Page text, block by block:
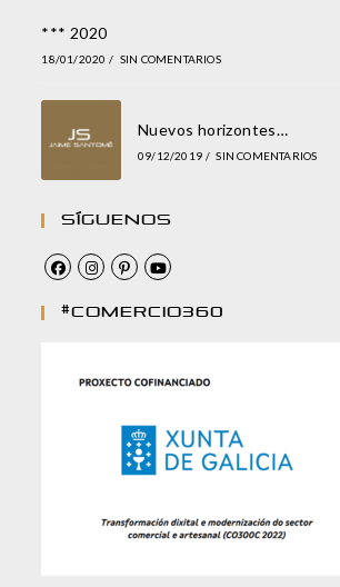
*** 2020
18/01/2020 / SIN COMENTARIOS
Nuevos horizontes…
09/12/2019 / SIN COMENTARIOS
Síguenos
#comercio360